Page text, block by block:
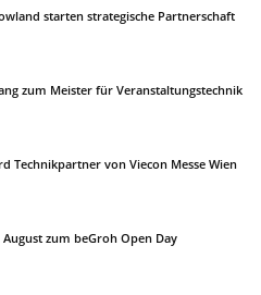
starten strategische Partnerschaft
zum Meister für Veranstaltungstechnik
Technikpartner von Viecon Messe Wien
zum beGroh Open Day